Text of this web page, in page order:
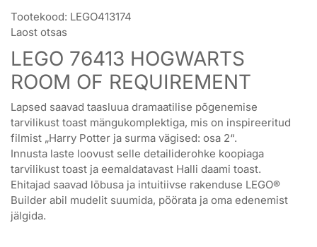
Tootekood: LEGO413174
Laost otsas
LEGO 76413 HOGWARTS
ROOM OF REQUIREMENT
Lapsed saavad taasluua dramaatilise põgenemise
tarvilikust toast mängukomplektiga, mis on inspireeritud
filmist „Harry Potter ja surma vägised: osa 2“.
Innusta laste loovust selle detailiderohke koopiaga
tarvilikust toast ja eemaldatavast Halli daami toast.
Ehitajad saavad lõbusa ja intuitiivse rakenduse LEGO®
Builder abil mudelit suumida, pöörata ja oma edenemist
jälgida.